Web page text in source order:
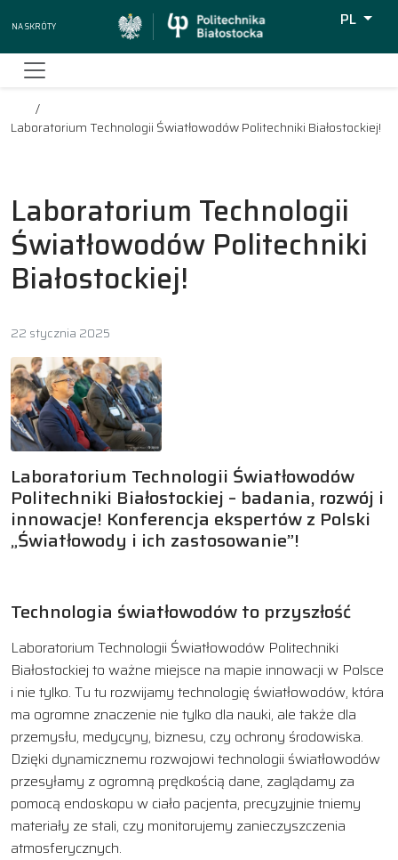
Na skróty
PL
Laboratorium Technologii Światłowodów Politechniki Białostockiej!
Laboratorium Technologii
Światłowodów Politechniki
Białostockiej!
22 stycznia 2025
Laboratorium Technologii Światłowodów
Politechniki Białostockiej – badania, rozwój i
innowacje! Konferencja ekspertów z Polski
„Światłowody i ich zastosowanie”!
Technologia światłowodów to przyszłość
Laboratorium Technologii Światłowodów Politechniki
Białostockiej to ważne miejsce na mapie innowacji w Polsce
i nie tylko. Tu tu rozwijamy technologię światłowodów, która
ma ogromne znaczenie nie tylko dla nauki, ale także dla
przemysłu, medycyny, biznesu, czy ochrony środowiska.
Dzięki dynamicznemu rozwojowi technologii światłowodów
przesyłamy z ogromną prędkością dane, zaglądamy za
pomocą endoskopu w ciało pacjenta, precyzyjnie tniemy
materiały ze stali, czy monitorujemy zanieczyszczenia
atmosferycznych.